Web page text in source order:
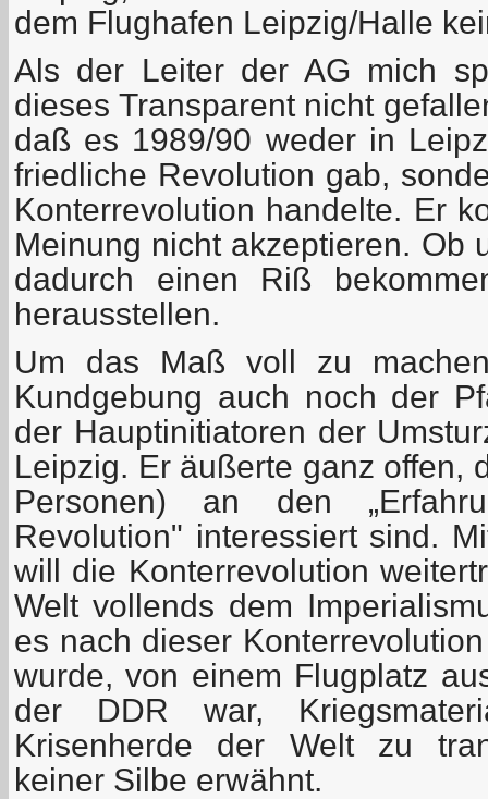
dem Flughafen Leipzig/Halle
Als der Leiter der AG mich
dieses Transparent nicht
daß es 1989/90 weder in
friedliche Revolution gab,
Konterrevolution handelte. Er
Meinung nicht akzeptieren. Ob
dadurch einen Riß
herausstellen.
Um das Maß voll zu
Kundgebung auch noch der
der Hauptinitiatoren der
Leipzig. Er äußerte ganz offen,
Personen) an den
Revolution" interessiert sind.
will die Konterrevolution
Welt vollends dem
es nach dieser
wurde, von einem Flugplatz
der DDR war,
Krisenherde der Welt zu
keiner Silbe erwähnt.